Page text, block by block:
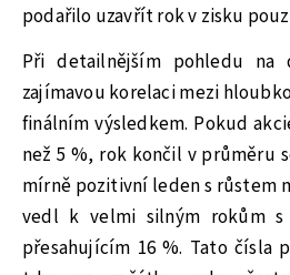
podařilo uzavřít rok v zisku
Při detailnějším pohledu na
zajímavou korelaci mezi
finálním výsledkem. Pokud
než 5 %, rok končil v průměru
mírně pozitivní leden s růstem
vedl k velmi silným rokům s
přesahujícím 16 %. Tato čísla